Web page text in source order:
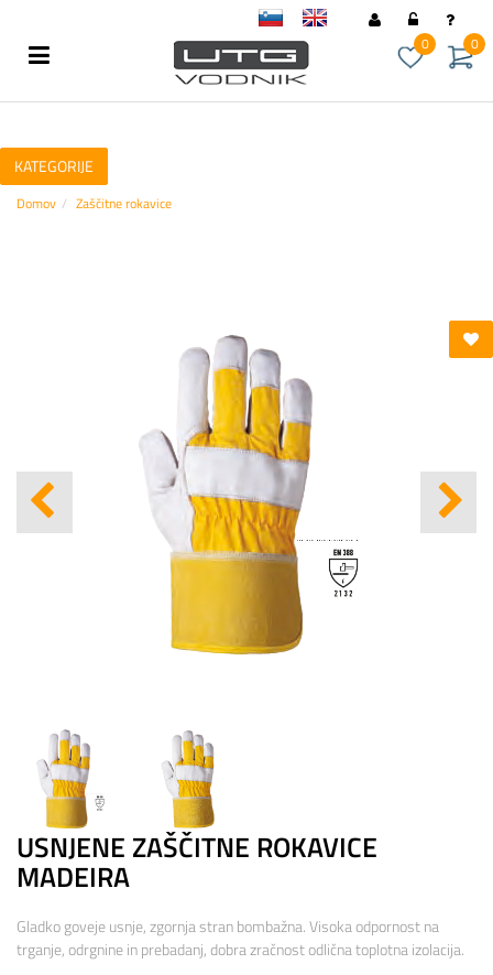
0
0
KATEGORIJE
Domov Zaščitne rokavice
USNJENE ZAŠČITNE ROKAVICE
MADEIRA
Gladko goveje usnje, zgornja stran bombažna. Visoka odpornost na
trganje, odrgnine in prebadanj, dobra zračnost odlična toplotna izolacija.